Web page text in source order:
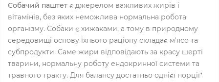
Собачий паштет є джерелом важливих жирів і
вітамінів, без яких неможлива нормальна робота
організму. Собаки є хижаками, а тому в природному
середовищі основу їхнього раціону складає м'ясо та
субпродукти. Саме жири відповідають за красу шерті
тварини, нормальну роботу ендокринної системи та
травного тракту. Для балансу достатньо однієї порції*